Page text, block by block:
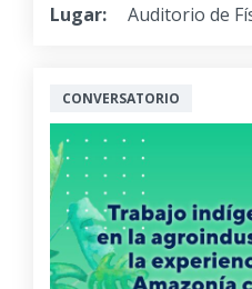
Lugar:
Auditorio de
CONVERSATORIO